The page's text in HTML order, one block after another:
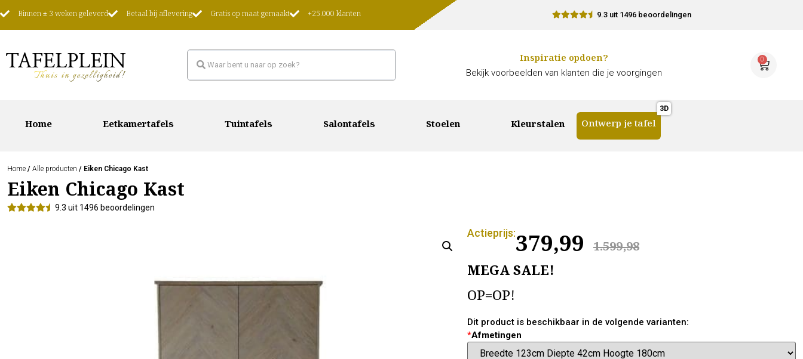
Binnen ± 3 weken geleverd Betaal bij aflevering Gratis op maat gemaakt +25.000 klanten 9.3 uit 1496 beoordelingen
Inspiratie opdoen?
Bekijk voorbeelden van klanten die je voorgingen
0
Home Eetkamertafels Tuintafels Salontafels Stoelen Kleurstalen Ontwerp je tafel
Home / Alle producten / Eiken Chicago Kast
Eiken Chicago Kast
9.3 uit 1496 beoordelingen
Actieprijs:
1.599,98
379,99
MEGA SALE!
OP=OP!
Dit product is beschikbaar in de volgende varianten:
*Afmetingen